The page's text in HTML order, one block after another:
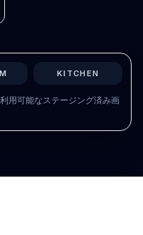
KITCHEN
用可能なステージング済み画